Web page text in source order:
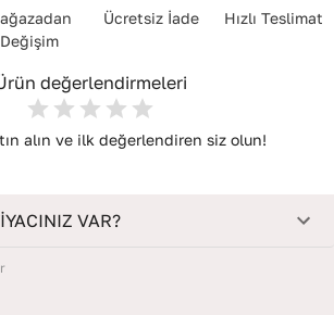
Değişim
Ücretsiz İade Hızlı Teslimat
değerlendirmeleri
alın ve ilk değerlendiren siz olun!
VAR?